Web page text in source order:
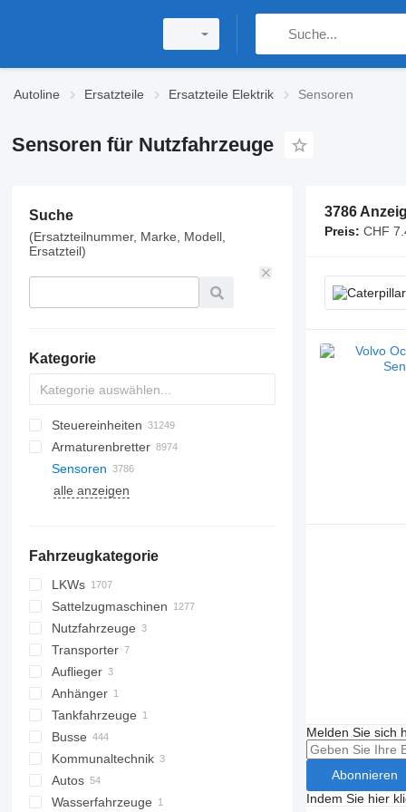
Autoline Ersatzteile Ersatzteile Elektrik Sensoren
Sensoren für Nutzfahrzeuge
Suche
(Ersatzteilnummer, Marke, Modell,
Ersatzteil)
Kategorie
Steuereinheiten
Armaturenbretter
Sensoren
alle anzeigen
Fahrzeugkategorie
LKWs
Sattelzugmaschinen
Nutzfahrzeuge
Transporter
Auflieger
Anhänger
Tankfahrzeuge
Busse
Kommunaltechnik
Kommunalfahrzeuge
Müllwagen
Autos
Wasserfahrzeuge
3786
Preis: CHF
Melden Sie sich
Abonnieren
Indem Sie hier